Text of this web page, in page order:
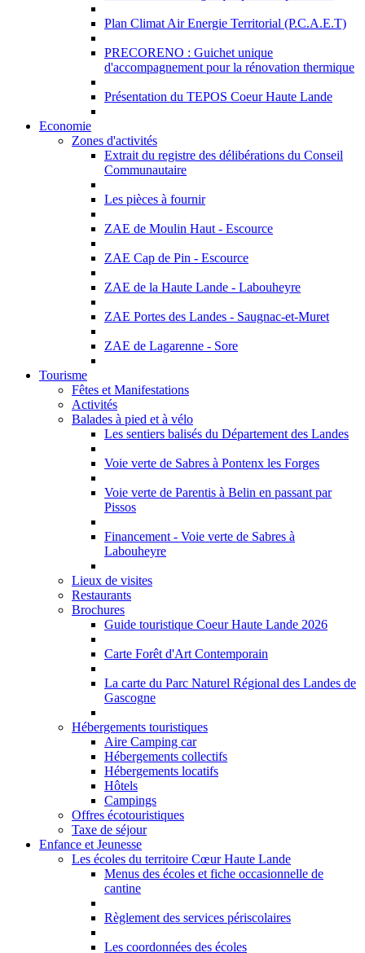
Plan Climat Air Energie Territorial (P.C.A.E.T)
PRECORENO : Guichet unique
d'accompagnement pour la rénovation thermique
Présentation du TEPOS Coeur Haute Lande
Economie
Zones d'activités
Extrait du registre des délibérations du Conseil
Communautaire
Les pièces à fournir
ZAE de Moulin Haut - Escource
ZAE Cap de Pin - Escource
ZAE de la Haute Lande - Labouheyre
ZAE Portes des Landes - Saugnac-et-Muret
ZAE de Lagarenne - Sore
Tourisme
Fêtes et Manifestations
Activités
Balades à pied et à vélo
Les sentiers balisés du Département des Landes
Voie verte de Sabres à Pontenx les Forges
Voie verte de Parentis à Belin en passant par
Pissos
Financement - Voie verte de Sabres à
Labouheyre
Lieux de visites
Restaurants
Brochures
Guide touristique Coeur Haute Lande 2026
Carte Forêt d'Art Contemporain
La carte du Parc Naturel Régional des Landes de
Gascogne
Hébergements touristiques
Aire Camping car
Hébergements collectifs
Hébergements locatifs
Hôtels
Campings
Offres écotouristiques
Taxe de séjour
Enfance et Jeunesse
Les écoles du territoire Cœur Haute Lande
Menus des écoles et fiche occasionnelle de
cantine
Règlement des services périscolaires
Les coordonnées des écoles